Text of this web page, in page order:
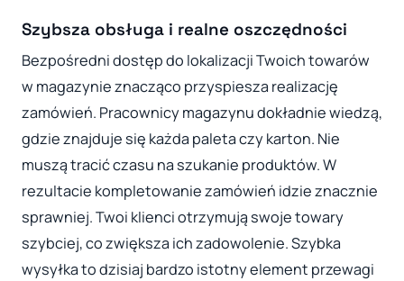
Szybsza obsługa i realne oszczędności
Bezpośredni dostęp do lokalizacji Twoich towarów
w magazynie znacząco przyspiesza realizację
zamówień. Pracownicy magazynu dokładnie wiedzą,
gdzie znajduje się każda paleta czy karton. Nie
muszą tracić czasu na szukanie produktów. W
rezultacie kompletowanie zamówień idzie znacznie
sprawniej. Twoi klienci otrzymują swoje towary
szybciej, co zwiększa ich zadowolenie. Szybka
wysyłka to dzisiaj bardzo istotny element przewagi